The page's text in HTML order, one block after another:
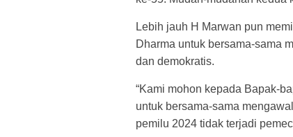
Lebih jauh H Marwan pun
Dharma untuk bersama-sama
dan demokratis.
“Kami mohon kepada Bapak-
untuk bersama-sama
pemilu 2024 tidak terjadi